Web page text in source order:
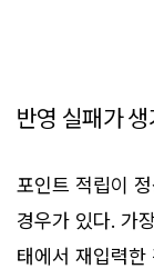
반영 실패가
포인트 적립이
경우가 있다. 가
태에서 재입력